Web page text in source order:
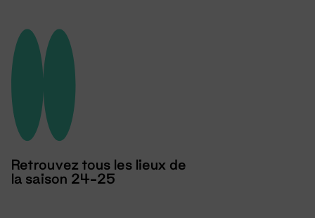
Retrouvez tous les lieux de
la saison 24-25